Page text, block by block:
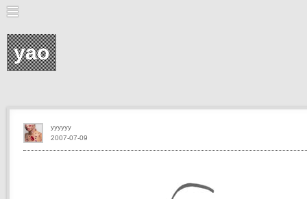
yao
2007-07-09
yyyyyy